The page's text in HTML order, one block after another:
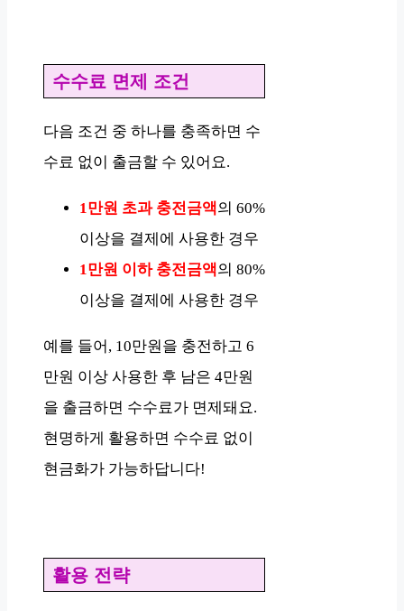
수수료 면제 조건
다음 조건 중 하나를 충족하면 수
수료 없이 출금할 수 있어요.
1만원 초과 충전금액의 60%
이상을 결제에 사용한 경우
1만원 이하 충전금액의 80%
이상을 결제에 사용한 경우
예를 들어, 10만원을 충전하고 6
만원 이상 사용한 후 남은 4만원
을 출금하면 수수료가 면제돼요.
현명하게 활용하면 수수료 없이
현금화가 가능하답니다!
활용 전략